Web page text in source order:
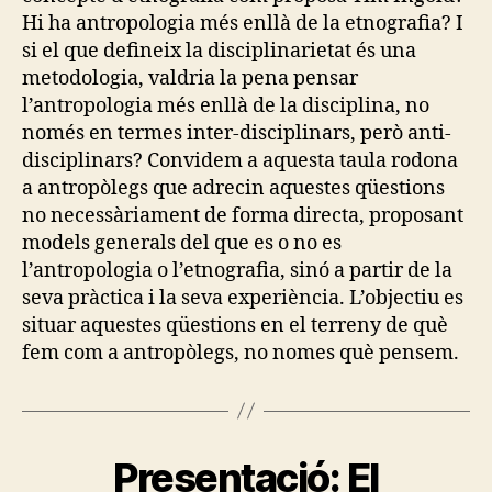
Hi ha antropologia més enllà de la etnografia? I
si el que defineix la disciplinarietat és una
metodologia, valdria la pena pensar
l’antropologia més enllà de la disciplina, no
només en termes inter-disciplinars, però anti-
disciplinars? Convidem a aquesta taula rodona
a antropòlegs que adrecin aquestes qüestions
no necessàriament de forma directa, proposant
models generals del que es o no es
l’antropologia o l’etnografia, sinó a partir de la
seva pràctica i la seva experiència. L’objectiu es
situar aquestes qüestions en el terreny de què
fem com a antropòlegs, no nomes què pensem.
CategoriesPresentació: El